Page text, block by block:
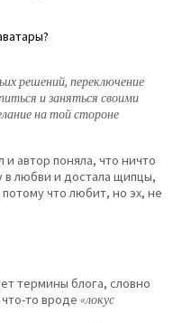
решений, переключение
и заняться своими
на той стороне
автор поняла, что ничто
в любви и достала щипцы,
что любит, но эх, не
термины блога, словно
то вроде «локус